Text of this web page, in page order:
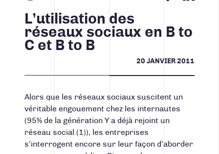
Nos services
418 688-2588
426, rue Victoria
Québec (Québec) G1K 5C2
Canada
ACCUEIL
INFOLETTRE
L’utilisation des
réseaux sociaux en B to
C et B to B
20 JANVIER 2011
Alors que les réseaux sociaux suscitent un
véritable engouement chez les internautes
(95% de la génération Y a déjà rejoint un
réseau social (1)), les entreprises
s’interrogent encore sur leur façon d’aborder